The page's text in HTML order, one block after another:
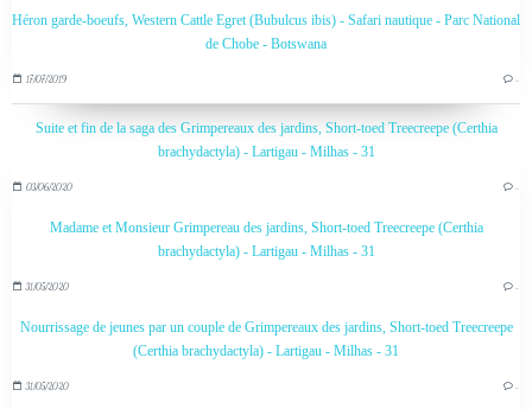
Héron garde-boeufs, Western Cattle Egret (Bubulcus ibis) - Safari nautique - Parc National
de Chobe - Botswana
17/07/2019 …
Suite et fin de la saga des Grimpereaux des jardins, Short-toed Treecreepe (Certhia
brachydactyla) - Lartigau - Milhas - 31
03/06/2020 …
Madame et Monsieur Grimpereau des jardins, Short-toed Treecreepe (Certhia
brachydactyla) - Lartigau - Milhas - 31
31/05/2020 …
Nourrissage de jeunes par un couple de Grimpereaux des jardins, Short-toed Treecreepe
(Certhia brachydactyla) - Lartigau - Milhas - 31
31/05/2020 …